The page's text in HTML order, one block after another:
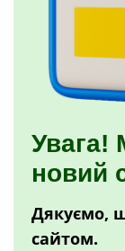
Увага!
новий
Дякуємо,
сайтом.